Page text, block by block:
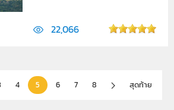
22,066
4 5 6 7 8 สุดท้าย